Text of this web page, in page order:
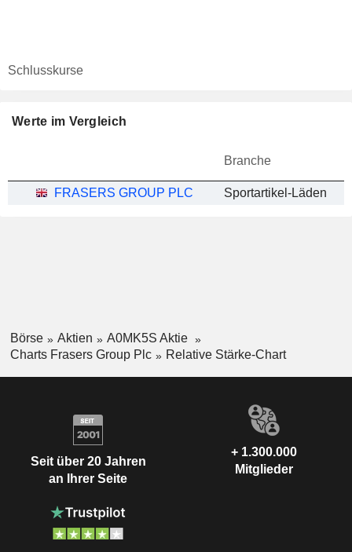
Schlusskurse
Werte im Vergleich
Branche
FRASERS GROUP PLC Sportartikel-Läden
Börse Aktien
A0MK5S Aktie
Charts Frasers Group Plc
Relative Stärke-Chart
Seit über 20 Jahren
an Ihrer Seite
+ 1.300.000
Mitglieder